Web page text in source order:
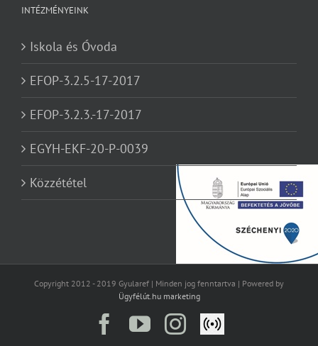
INTÉZMÉNYEINK
Iskola és Óvoda
EFOP-3.2.5-17-2017
EFOP-3.2.3.-17-2017
EGYH-EKF-20-P-0039
Közzététel
Copyright 2012 - 2019 Gyularef | Minden jog fenntartva | Powered by
Ügyfélút.hu marketing
Facebook
YouTubeInstagram
Élő